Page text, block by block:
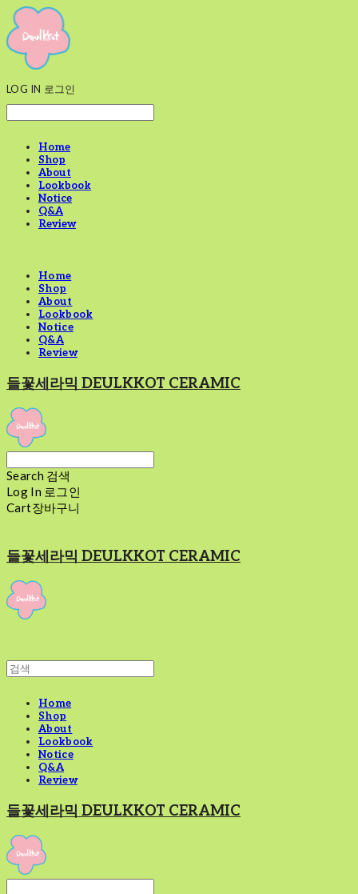
LOG IN 로그인
Home
Shop
About
Lookbook
Notice
Q&A
Review
Home
Shop
About
Lookbook
Notice
Q&A
Review
들꽃세라믹 DEULKKOT CERAMIC
Search 검색
Log In 로그인
Cart장바구니
들꽃세라믹 DEULKKOT CERAMIC
Home
Shop
About
Lookbook
Notice
Q&A
Review
들꽃세라믹 DEULKKOT CERAMIC